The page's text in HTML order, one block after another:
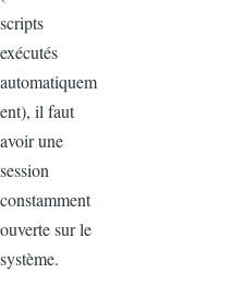
scripts
exécutés
automatiquem
ent), il faut
avoir une
session
constamment
ouverte sur le
système.